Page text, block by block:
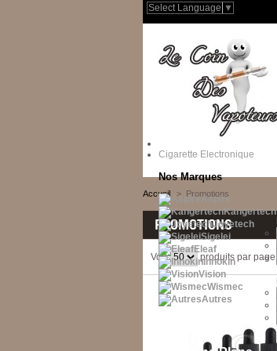
Cigarette Electronique
Nos Marques
Aspire
Kangertech
Joyetech
Sigelei
Eleaf
Innokin
Vision
Wismec
Autres
Select Language ▼
Accueil > Promotions
PROMOTIONS
Voir produits par page